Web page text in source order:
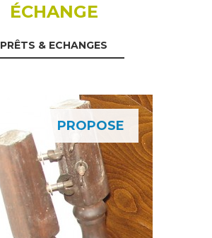
ÉCHANGE
PRÊTS & ECHANGES
PROPOSE